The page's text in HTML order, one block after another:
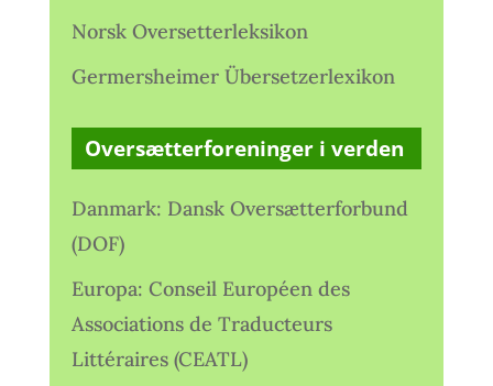
Norsk Oversetterleksikon
Germersheimer Übersetzerlexikon
Oversætterforeninger i verden
Danmark: Dansk Oversætterforbund
(DOF)
Europa: Conseil Européen des
Associations de Traducteurs
Littéraires (CEATL)